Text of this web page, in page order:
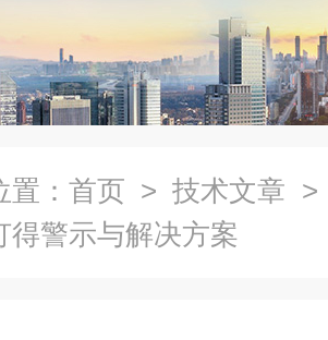
： 首页 > 技术文章 >
得警示与解决方案